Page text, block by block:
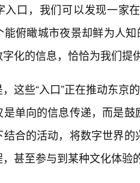
入口，我们可以发现一家
俯瞰城市夜景却鲜为人
化的信息，恰恰为我们提
这些“入口”正在推动东京
单向的信息传递，而是
结合的活动，将数字世界
甚至参与到某种文化体验